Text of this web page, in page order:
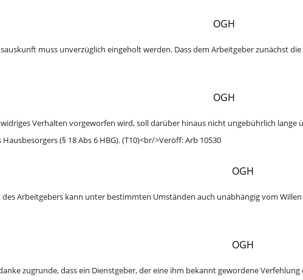
OGH
muss unverzüglich eingeholt werden. Dass dem Arbeitgeber
OGH
Verhalten vorgeworfen wird, soll darüber hinaus nicht ungebührlich lange
(§ 18 Abs 6 HBG). (T10)<br/>Veröff: Arb 10530
OGH
des Arbeitgebers kann unter bestimmten Umständen auch unabhängig vom
OGH
zugrunde, dass ein Dienstgeber, der eine ihm bekannt gewordene